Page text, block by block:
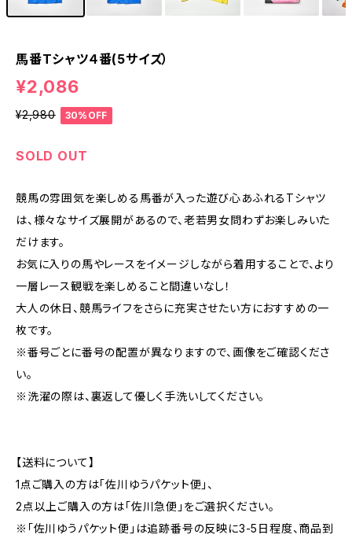
馬番Tシャツ４番(5サイズ）
¥2,086
¥2,980 30%OFF
SOLD OUT
競馬の雰囲気を楽しめる馬番が入った遊び心あふれるTシャツ
は、様々なサイズ展開があるので、老若男女問わずお楽しみいた
だけます。
お気に入りの馬やレースをイメージしながら着用することで、より
一層レース観戦を楽しめること間違いなし！
大人の休日、競馬ライフをさらに充実させたい方におすすめの一
枚です。
※番号ごとに番号の配置が異なりますので、画像をご確認くださ
い。
※洗濯の際は、裏返して優しく手洗いしてください。
【送料について】
1点ご購入の方は「佐川ゆうパケット便」、
2点以上ご購入の方は「佐川急便」をご選択ください。
※「佐川ゆうパケット便」は追跡番号の反映に3-5日程度、商品到